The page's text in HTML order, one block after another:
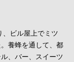
、ビル屋上でミツ
養蜂を通して、都
、バー、スイーツ